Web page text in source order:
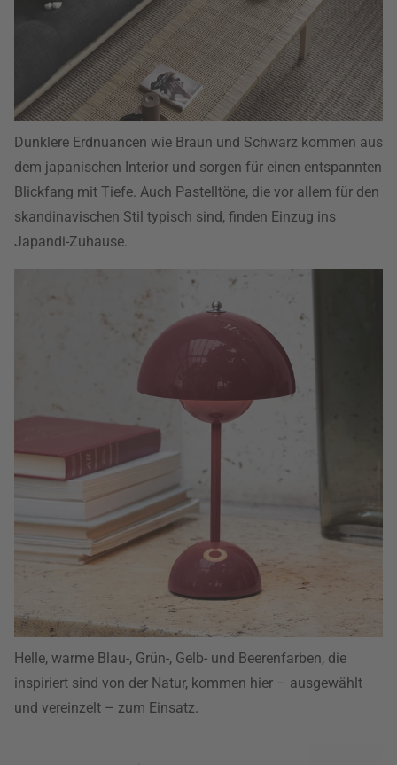
Dunklere Erdnuancen wie Braun und Schwarz kommen aus
dem japanischen Interior und sorgen für einen entspannten
Blickfang mit Tiefe. Auch Pastelltöne, die vor allem für den
skandinavischen Stil typisch sind, finden Einzug ins
Japandi-Zuhause.
Helle, warme Blau-, Grün-, Gelb- und Beerenfarben, die
inspiriert sind von der Natur, kommen hier – ausgewählt
und vereinzelt – zum Einsatz.